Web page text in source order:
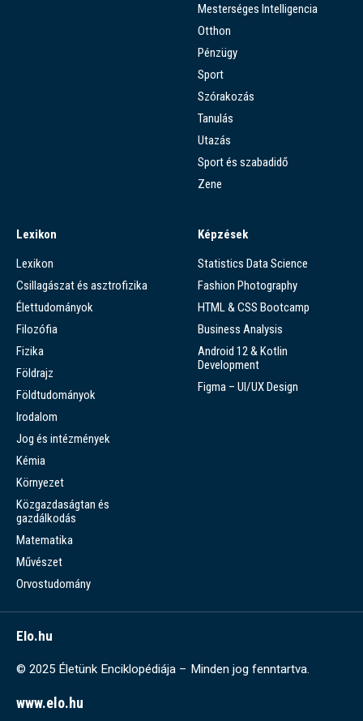
Mesterséges Intelligencia
Otthon
Pénzügy
Sport
Szórakozás
Tanulás
Utazás
Sport és szabadidő
Zene
Lexikon
Lexikon
Csillagászat és asztrofizika
Élettudományok
Filozófia
Fizika
Földrajz
Földtudományok
Irodalom
Jog és intézmények
Kémia
Környezet
Közgazdaságtan és
gazdálkodás
Matematika
Művészet
Orvostudomány
Képzések
Statistics Data Science
Fashion Photography
HTML & CSS Bootcamp
Business Analysis
Android 12 & Kotlin
Development
Figma – UI/UX Design
Elo.hu
© 2025 Életünk Enciklopédiája – Minden jog fenntartva.
www.elo.hu